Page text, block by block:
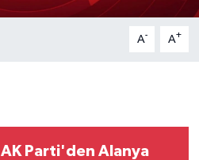
A- A+
AK Parti'den Alanya